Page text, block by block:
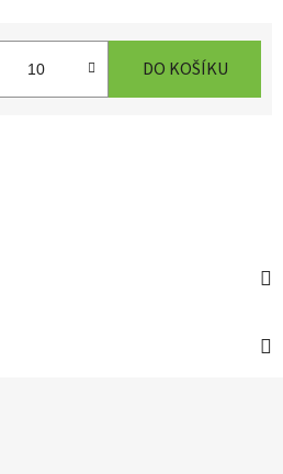
DO KOŠÍKU